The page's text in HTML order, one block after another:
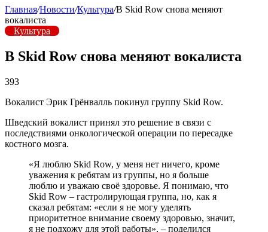
Главная/Новости/Культура/В Skid Row снова меняют
вокалиста
Культура
В Skid Row снова меняют вокалиста
393
Вокалист Эрик Грёнвалль покинул группу Skid Row.
Шведский вокалист принял это решение в связи с
последствиями онкологической операции по пересадке
костного мозга.
«Я люблю Skid Row, у меня нет ничего, кроме
уважения к ребятам из группы, но я больше
люблю и уважаю своё здоровье. Я понимаю, что
Skid Row – гастролирующая группа, но, как я
сказал ребятам: «если я не могу уделять
приоритетное внимание своему здоровью, значит,
я не подхожу для этой работы», – поделился